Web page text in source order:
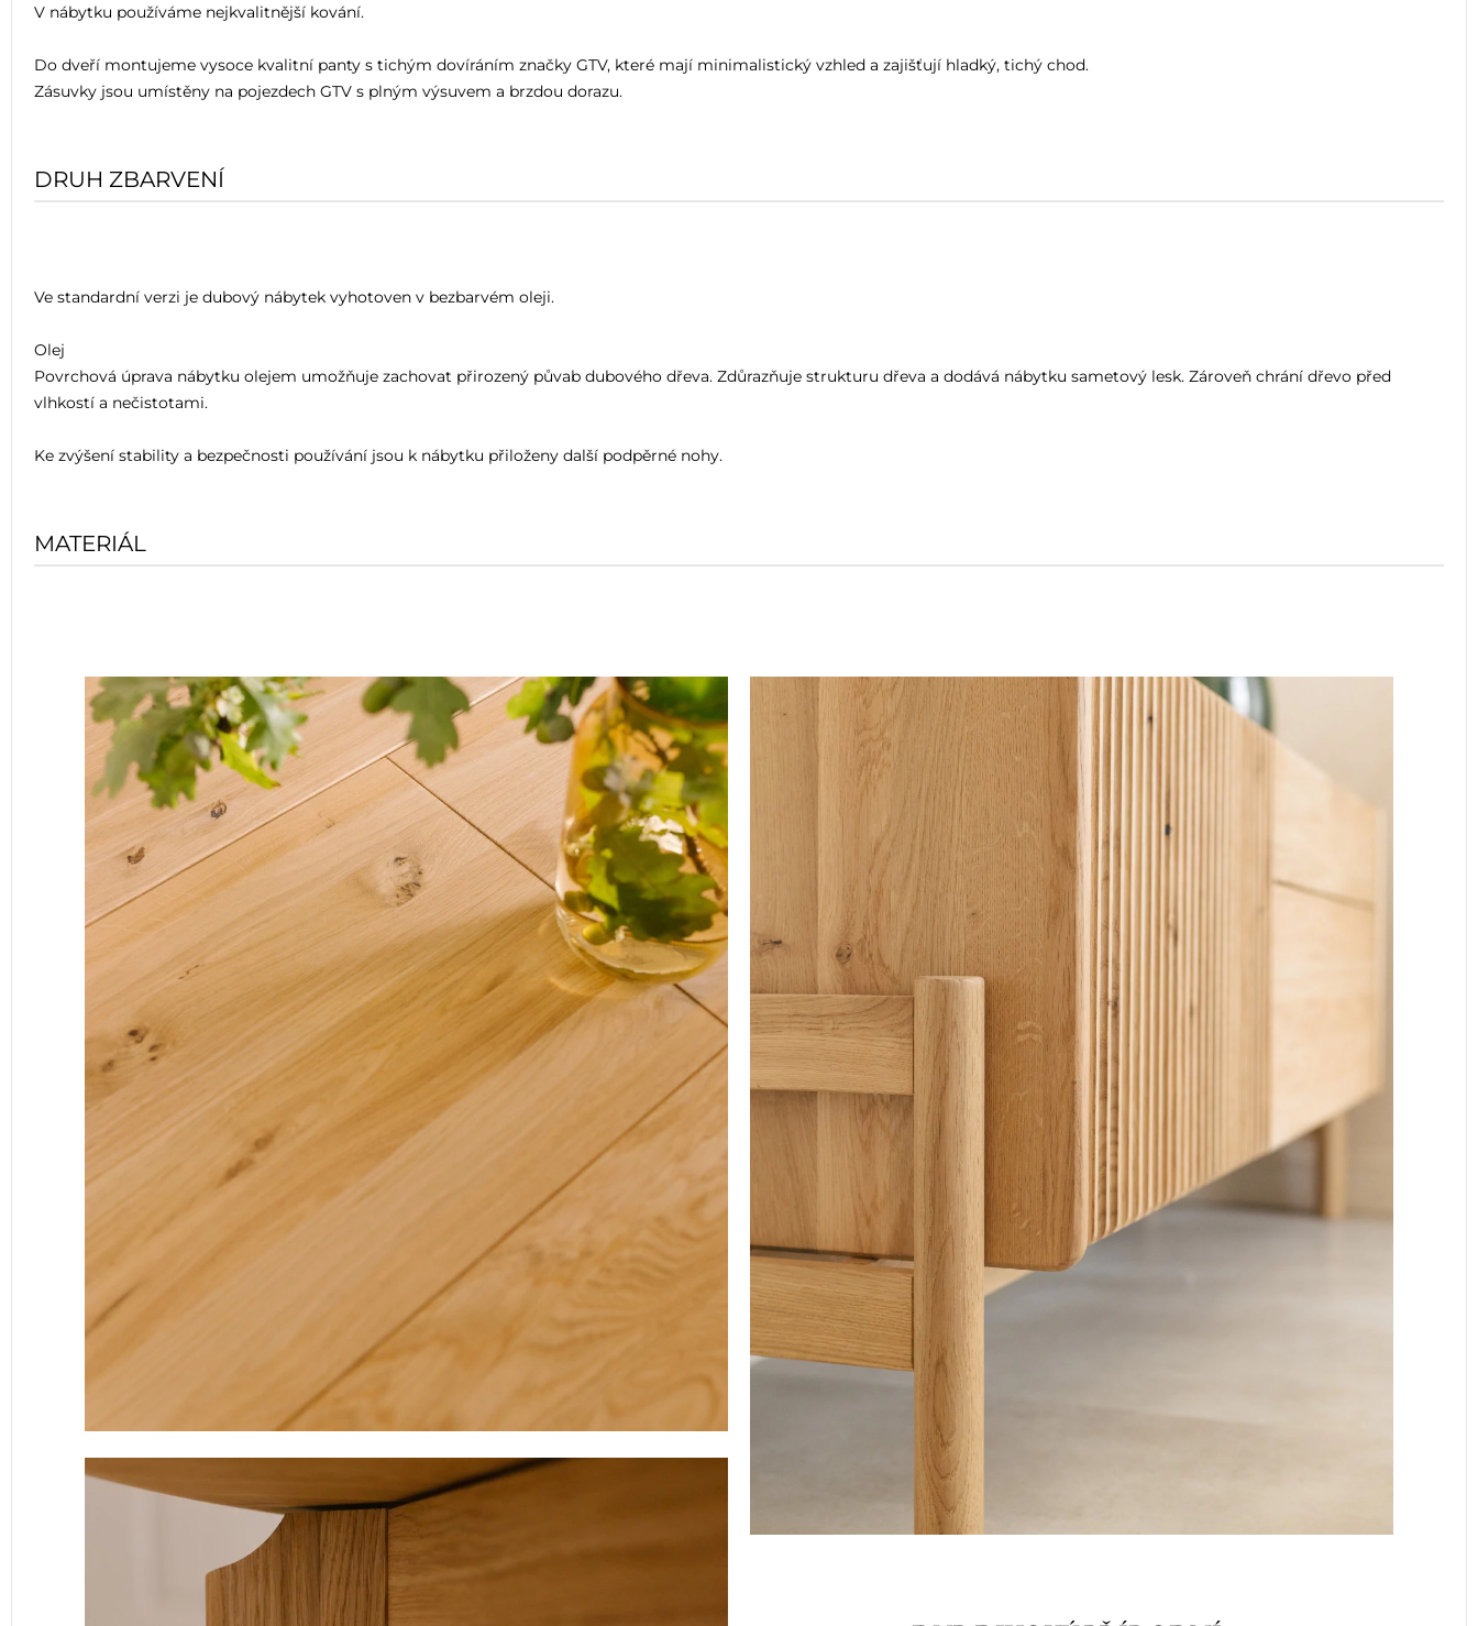
V nábytku používáme nejkvalitnější kování.
Do dveří montujeme vysoce kvalitní panty s tichým dovíráním značky GTV, které mají minimalistický vzhled a zajišťují hladký, tichý chod.
Zásuvky jsou umístěny na pojezdech GTV s plným výsuvem a brzdou dorazu.
DRUH ZBARVENÍ
Ve standardní verzi je dubový nábytek vyhotoven v bezbarvém oleji.
Olej
Povrchová úprava nábytku olejem umožňuje zachovat přirozený půvab dubového dřeva. Zdůrazňuje strukturu dřeva a dodává nábytku sametový lesk. Zároveň chrání dřevo před
vlhkostí a nečistotami.
Ke zvýšení stability a bezpečnosti používání jsou k nábytku přiloženy další podpěrné nohy.
MATERIÁL